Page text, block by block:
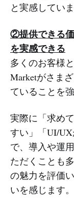
と実感していま
②提供できる
を実感できる
多くのお客様
Marketがさま
ていることを
実際に「求め
すい」「UI/
で、導入や運
ただくことも
の魅力を評価
いを感じます。